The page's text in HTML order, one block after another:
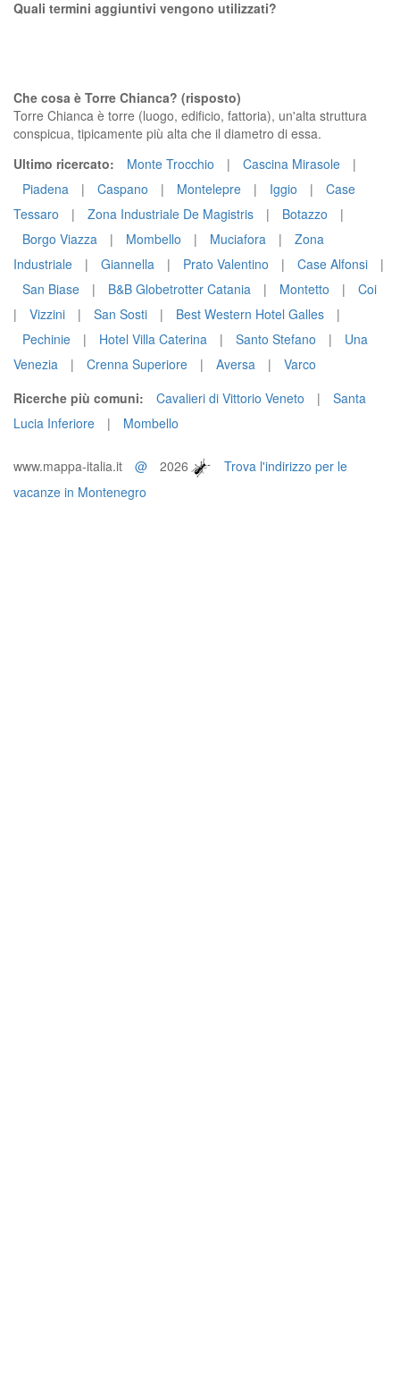
Quali termini aggiuntivi vengono utilizzati?
Che cosa è Torre Chianca? (risposto)
Torre Chianca è torre (luogo, edificio, fattoria), un'alta struttura
conspicua, tipicamente più alta che il diametro di essa.
Ultimo ricercato:
Monte Trocchio | Cascina Mirasole
|
Piadena
| Caspano | Montelepre | Iggio |
Case
Tessaro
| Zona Industriale De Magistris | Botazzo
|
Borgo Viazza
| Mombello | Muciafora |
Zona
Industriale
| Giannella | Prato Valentino | Case Alfonsi
|
San Biase
| B&B Globetrotter Catania | Montetto |
Coi
|
Vizzini | San Sosti | Best Western Hotel Galles
|
Pechinie
| Hotel Villa Caterina | Santo Stefano |
Una
Venezia
| Crenna Superiore | Aversa |
Varco
Ricerche più comuni:
Cavalieri di Vittorio Veneto |
Santa
Lucia Inferiore
| Mombello
www.mappa-italia.it @ 2026
Trova l'indirizzo per le
vacanze in Montenegro